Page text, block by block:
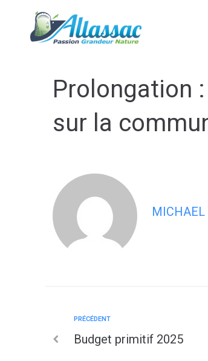
Prolongation
sur la
MICHAEL
PRÉCÉDENT
Budget primitif 2025